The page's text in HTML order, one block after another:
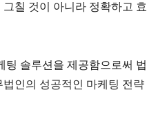
칠 것이 아니라 정확하고 효
팅 솔루션을 제공함으로써 법
법인의 성공적인 마케팅 전략